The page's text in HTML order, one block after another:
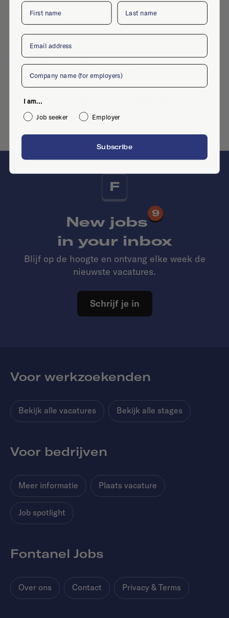
Similar companies
Want to add your company?
F
New jobs
9
in your inbox
Blijf op de hoogte en ontvang elke week de
nieuwste vacatures.
Schrijf je in
Voor werkzoekenden
Bekijk alle vacatures Bekijk alle stages
Voor bedrijven
Meer informatie Plaats vacature
Job spotlight
Fontanel Jobs
Over ons Contact Privacy & Terms
First name Last name
Email
Company
I am...
Job seeker
Employer
Subscribe